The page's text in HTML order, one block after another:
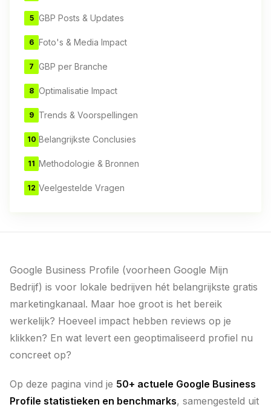
5 GBP Posts & Updates
6 Foto's & Media Impact
7 GBP per Branche
8 Optimalisatie Impact
9 Trends & Voorspellingen
10 Belangrijkste Conclusies
11 Methodologie & Bronnen
12 Veelgestelde Vragen
Google Business Profile (voorheen Google Mijn
Bedrijf) is voor lokale bedrijven hét belangrijkste gratis
marketingkanaal. Maar hoe groot is het bereik
werkelijk? Hoeveel impact hebben reviews op je
klikken? En wat levert een geoptimaliseerd profiel nu
concreet op?
Op deze pagina vind je 50+ actuele Google Business
Profile statistieken en benchmarks, samengesteld uit